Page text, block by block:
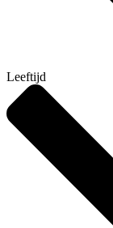
Leeftijd